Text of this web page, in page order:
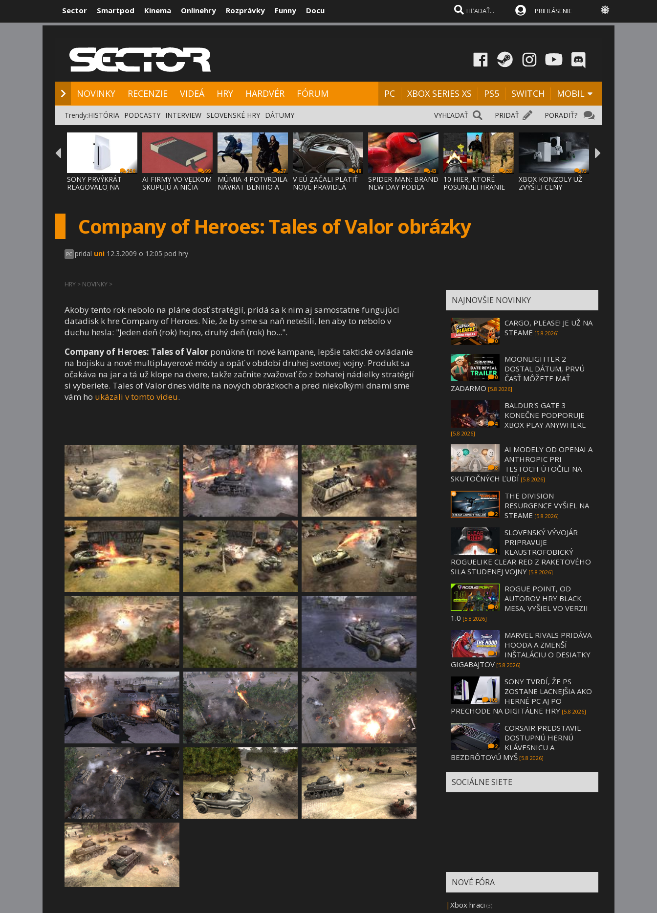
Sector Smartpod Kinema Onlinehry Rozprávky Funny Docu PRIHLÁSENIE
NOVINKY RECENZIE VIDEÁ HRY HARDVÉR FÓRUM PC XBOX SERIES XS PS5 SWITCH MOBIL
PORADIŤ?
PRIDAŤ
VYHĽADAŤ
Trendy:HISTÓRIA PODCASTY INTERVIEW SLOVENSKÉ HRY DÁTUMY
258
SONY PRVÝKRÁT
REAGOVALO NA
99
AI FIRMY VO VEĽKOM
SKUPUJÚ A NIČIA
27
MÚMIA 4 POTVRDILA
NÁVRAT BENIHO A
49
V EÚ ZAČALI PLATIŤ
NOVÉ PRAVIDLÁ
43
SPIDER-MAN: BRAND
NEW DAY PODĽA
28
10 HIER, KTORÉ
POSUNULI HRANIE
73
XBOX KONZOLY UŽ
ZVÝŠILI CENY
Company of Heroes: Tales of Valor obrázky
PC pridal uni 12.3.2009 o 12:05 pod hry
HRY > NOVINKY >
Akoby tento rok nebolo na pláne dosť stratégií, pridá sa k nim aj samostatne fungujúci
datadisk k hre Company of Heroes. Nie, že by sme sa naň netešili, len aby to nebolo v
duchu hesla: "Jeden deň (rok) hojno, druhý deň (rok) ho...".
Company of Heroes: Tales of Valor ponúkne tri nové kampane, lepšie taktické ovládanie
na bojisku a nové multiplayerové módy a opäť v období druhej svetovej vojny. Produkt sa
očakáva na jar a tá už klope na dvere, takže začnite zvažovať čo z bohatej nádielky stratégií
si vyberiete. Tales of Valor dnes vidíte na nových obrázkoch a pred niekoľkými dnami sme
vám ho ukázali v tomto videu.
NAJNOVŠIE NOVINKY
0
CARGO, PLEASE! JE UŽ NA
STEAME [5.8 2026]
0
MOONLIGHTER 2
DOSTAL DÁTUM, PRVÚ
ČASŤ MÔŽETE MAŤ
ZADARMO [5.8 2026]
4
BALDUR'S GATE 3
KONEČNE PODPORUJE
XBOX PLAY ANYWHERE
[5.8 2026]
8
AI MODELY OD OPENAI A
ANTHROPIC PRI
TESTOCH ÚTOČILI NA
SKUTOČNÝCH ĽUDÍ [5.8 2026]
2
THE DIVISION
RESURGENCE VYŠIEL NA
STEAME [5.8 2026]
1
SLOVENSKÝ VÝVOJÁR
PRIPRAVUJE
KLAUSTROFOBICKÝ
ROGUELIKE CLEAR RED Z RAKETOVÉHO
SILA STUDENEJ VOJNY [5.8 2026]
0
ROGUE POINT, OD
AUTOROV HRY BLACK
MESA, VYŠIEL VO VERZII
1.0 [5.8 2026]
1
MARVEL RIVALS PRIDÁVA
HOODA A ZMENŠÍ
INŠTALÁCIU O DESIATKY
GIGABAJTOV [5.8 2026]
105
SONY TVRDÍ, ŽE PS
ZOSTANE LACNEJŠIA AKO
HERNÉ PC AJ PO
PRECHODE NA DIGITÁLNE HRY [5.8 2026]
2
CORSAIR PREDSTAVIL
DOSTUPNÚ HERNÚ
KLÁVESNICU A
BEZDRÔTOVÚ MYŠ [5.8 2026]
SOCIÁLNE SIETE
NOVÉ FÓRA
| Xbox hraci (3)